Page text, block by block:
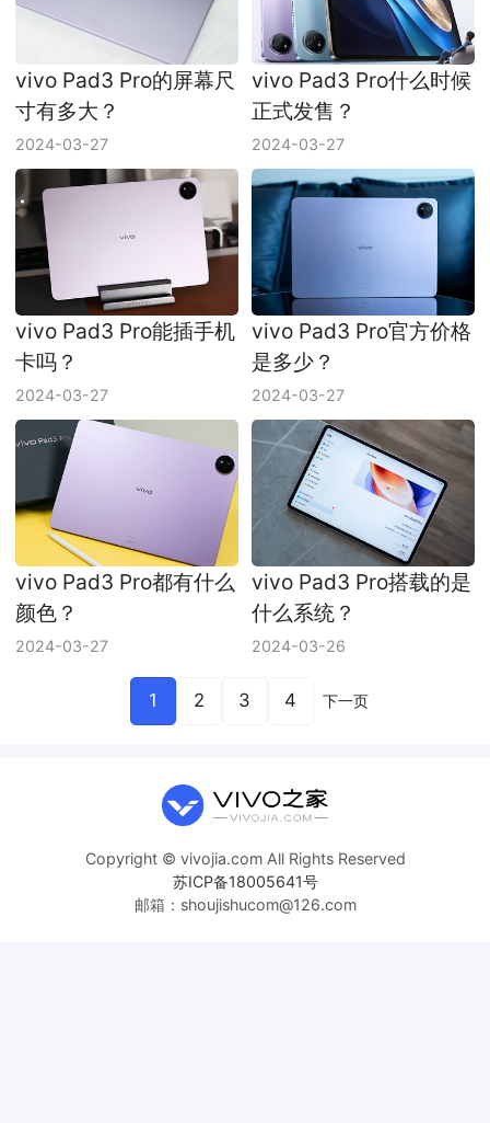
vivo Pad3 Pro的屏幕尺
寸有多大？
2024-03-27
vivo Pad3 Pro什么时候
正式发售？
2024-03-27
vivo Pad3 Pro能插手机
卡吗？
2024-03-27
vivo Pad3 Pro官方价格
是多少？
2024-03-27
vivo Pad3 Pro都有什么
颜色？
2024-03-27
vivo Pad3 Pro搭载的是
什么系统？
2024-03-26
1 2 3 4 下一页
Copyright © vivojia.com All Rights Reserved
苏ICP备18005641号
邮箱：shoujishucom@126.com